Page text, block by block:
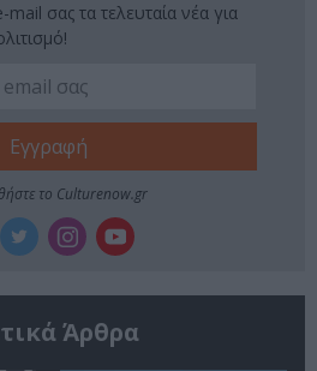
σας τα τελευταία νέα για
το Culturenow.gr
Άρθρα